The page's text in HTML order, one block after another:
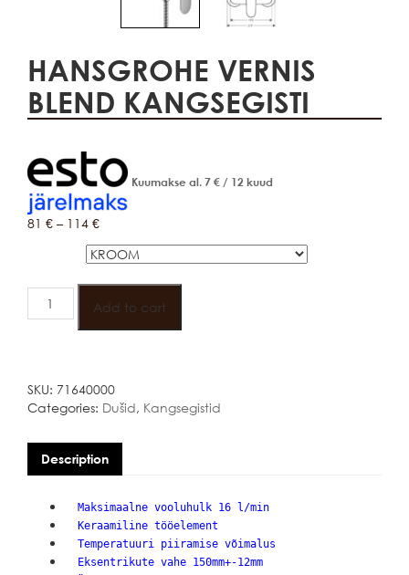
HANSGROHE VERNIS
BLEND KANGSEGISTI
Kuumakse al. 7 € / 12 kuud
81 € – 114 €
HANSGROHE
VERNIS
Add to cart
SKU: 71640000
Categories: Dušid, Kangsegistid
Description
Maksimaalne vooluhulk 16 l/min
Keraamiline tööelement
Temperatuuri piiramise võimalus
Eksentrikute vahe 150mm+-12mm